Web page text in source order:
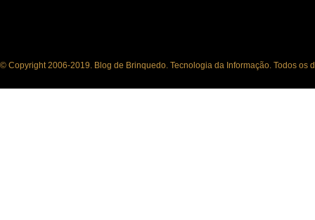
© Copyright 2006-2019. Blog de Brinquedo. Tecnologia da Informação. Todos os